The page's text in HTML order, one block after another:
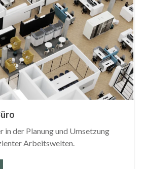
in der Planung und Umsetzung
Arbeitswelten.